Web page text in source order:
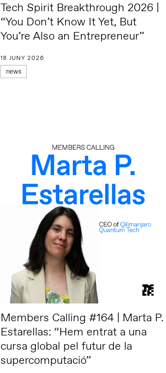
Tech Spirit Breakthrough 2026 |
“You Don’t Know It Yet, But
You’re Also an Entrepreneur”
18 JUNY 2026
news
Members Calling #164 | Marta P.
Estarellas: “Hem entrat a una
cursa global pel futur de la
supercomputació”